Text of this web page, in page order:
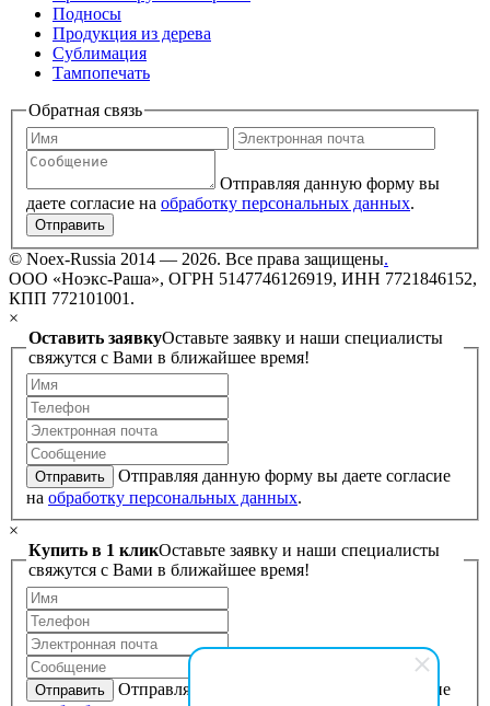
Подносы
Продукция из дерева
Сублимация
Тампопечать
Обратная связь
Отправляя данную форму вы
даете согласие на обработку персональных данных.
Отправить
© Noex-Russia 2014 — 2026. Все права защищены.
ООО «Ноэкс-Раша», ОГРН 5147746126919, ИНН 7721846152,
КПП 772101001.
×
Оставить заявкуОставьте заявку и наши специалисты
свяжутся с Вами в ближайшее время!
Отправить
Отправляя данную форму вы даете согласие
на обработку персональных данных.
×
Купить в 1 кликОставьте заявку и наши специалисты
свяжутся с Вами в ближайшее время!
Отправить
Отправляя данную форму вы даете согласие